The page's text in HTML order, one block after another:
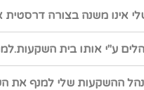
אינו משנה בצורה
ע"י אותו בית
ההשקעות שלי למנף את